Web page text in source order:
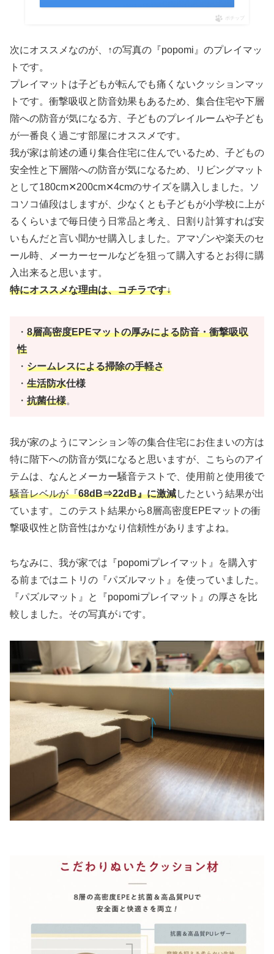
ポチップ
次にオススメなのが、↑の写真の『popomi』のプレイマッ
トです。
プレイマットは子どもが転んでも痛くないクッションマッ
トです。衝撃吸収と防音効果もあるため、集合住宅や下層
階への防音が気になる方、子どものプレイルームや子ども
が一番良く過ごす部屋にオススメです。
我が家は前述の通り集合住宅に住んでいるため、子どもの
安全性と下層階への防音が気になるため、リビングマット
として180cm✕200cm✕4cmのサイズを購入しました。ソ
コソコ値段はしますが、少なくとも子どもが小学校に上が
るくらいまで毎日使う日常品と考え、日割り計算すれば安
いもんだと言い聞かせ購入しました。アマゾンや楽天のセ
ール時、メーカーセールなどを狙って購入するとお得に購
入出来ると思います。
特にオススメな理由は、コチラです↓
・ 8層高密度EPEマットの厚みによる防音・衝撃吸収
性
・ シームレスによる掃除の手軽さ
・ 生活防水仕様
・ 抗菌仕様。
我が家のようにマンション等の集合住宅にお住まいの方は
特に階下への防音が気になると思いますが、こちらのアイ
テムは、なんとメーカー騒音テストで、使用前と使用後で
騒音レベルが『68dB⇒22dB』に激減したという結果が出
ています。このテスト結果から8層高密度EPEマットの衝
撃吸収性と防音性はかなり信頼性がありますよね。
ちなみに、我が家では『popomiプレイマット』を購入す
る前まではニトリの『パズルマット』を使っていました。
『パズルマット』と『popomiプレイマット』の厚さを比
較しました。その写真が↓です。